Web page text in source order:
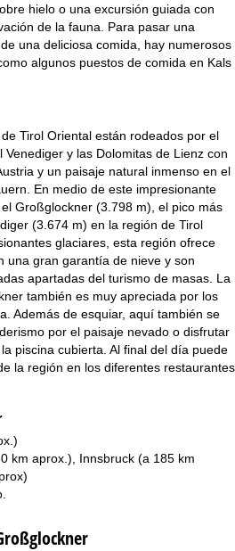
hielo o una excursión guiada con
de la fauna. Para pasar una
una deliciosa comida, hay numerosos
algunos puestos de comida en Kals
Tirol Oriental están rodeados por el
y las Dolomitas de Lienz con
y un paisaje natural inmenso en el
En medio de este impresionante
Großglockner (3.798 m), el pico más
(3.674 m) en la región de Tirol
glaciares, esta región ofrece
una gran garantía de nieve y son
apartadas del turismo de masas. La
también es muy apreciada por los
Además de esquiar, aquí también se
por el paisaje nevado o disfrutar
piscina cubierta. Al final del día puede
la región en los diferentes restaurantes
km aprox.), Innsbruck (a 185 km